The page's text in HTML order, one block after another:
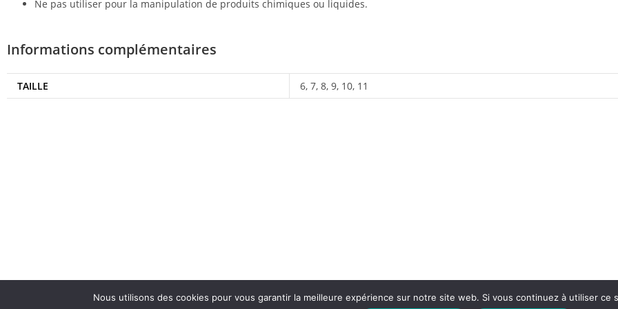
Ne pas utiliser pour la manipulation de produits chimiques ou liquides.
Informations complémentaires
TAILLE 6, 7, 8, 9, 10, 11
Nous utilisons des cookies pour vous garantir la meilleure expérience sur notre site web. Si vous continuez à utiliser